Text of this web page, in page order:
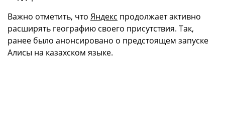
Важно отметить, что Яндекс продолжает активно
расширять географию своего присутствия. Так,
ранее было анонсировано о предстоящем запуске
Алисы на казахском языке.